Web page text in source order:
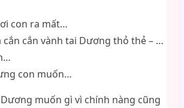
con ra mất…
cắn cắn vành tai Dương thỏ thẻ – …
con muốn…
muốn gì vì chính nàng cũng